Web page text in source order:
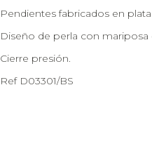
Pendientes fabricados en plata
Diseño de perla con mariposa
Cierre presión.
Ref D03301/BS